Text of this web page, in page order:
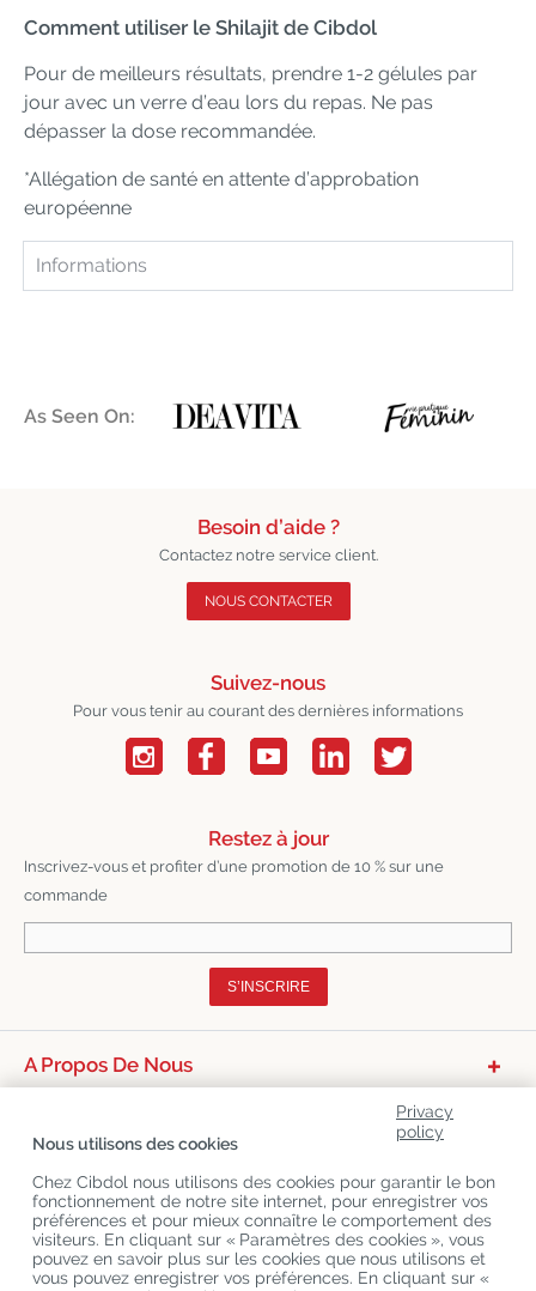
Comment utiliser le Shilajit de Cibdol
Pour de meilleurs résultats, prendre 1-2 gélules par
jour avec un verre d’eau lors du repas. Ne pas
dépasser la dose recommandée.
*Allégation de santé en attente d’approbation
européenne
Informations
As Seen On:
Besoin d’aide ?
Contactez notre service client.
NOUS CONTACTER
Suivez-nous
Pour vous tenir au courant des dernières informations
Restez à jour
Inscrivez-vous et profiter d’une promotion de 10 % sur une
commande
S’INSCRIRE
A Propos De Nous
Service Clients
Derniers Blogs
Privacy
policy
Nous utilisons des cookies
Chez Cibdol nous utilisons des cookies pour garantir le bon
fonctionnement de notre site internet, pour enregistrer vos
préférences et pour mieux connaître le comportement des
visiteurs. En cliquant sur « Paramètres des cookies », vous
pouvez en savoir plus sur les cookies que nous utilisons et
vous pouvez enregistrer vos préférences. En cliquant sur «
Copyright©CibdolLast updated 07-08-2026
Cibdol France, Place des Grands Hommes, 33000 Bordeaux, France